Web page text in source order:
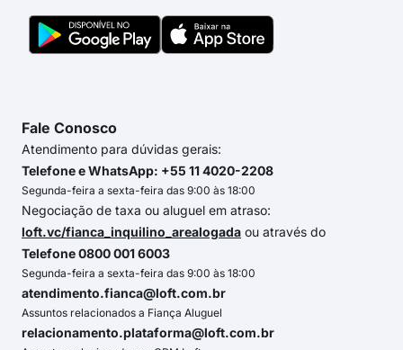
Fale Conosco
Atendimento para dúvidas gerais:
Telefone e WhatsApp: +55 11 4020-2208
Segunda-feira a sexta-feira das 9:00 às 18:00
Negociação de taxa ou aluguel em atraso:
loft.vc/fianca_inquilino_arealogada ou através do
Telefone 0800 001 6003
Segunda-feira a sexta-feira das 9:00 às 18:00
atendimento.fianca@loft.com.br
Assuntos relacionados a Fiança Aluguel
relacionamento.plataforma@loft.com.br